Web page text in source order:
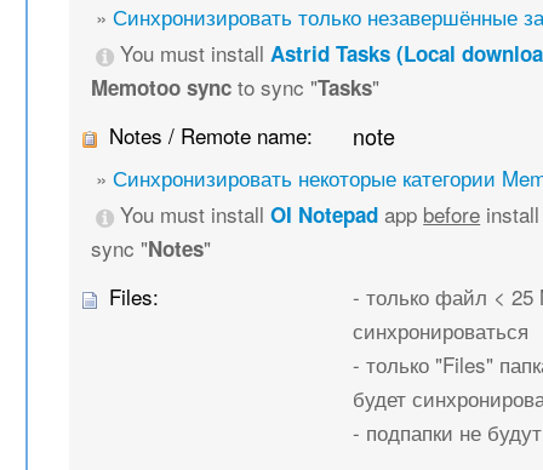
»Синхронизировать только незавершённые
You must installAstrid Tasks (Local
Memotoo sync to sync "Tasks"
Notes / Remote name:
note
»Синхронизировать некоторые категории
You must installOI Notepad app before
sync "Notes"
Files:
- только файл < 25
синхронироваться
- только "Files"
будет
- подпапки не